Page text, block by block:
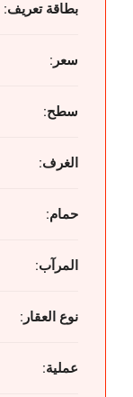
بطاقة تعريف:
سعر:
سطح:
الغرف:
حمام:
المرآب:
نوع العقار:
عملية: